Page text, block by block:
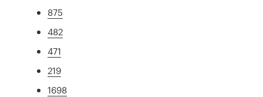
875
482
471
219
1698